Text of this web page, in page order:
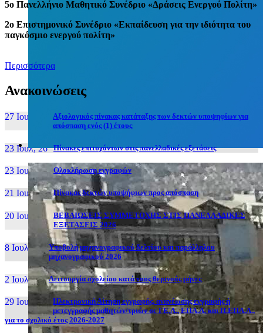
5o Πανελλήνιο Μαθητικό Συνέδριο «Δράσεις Ενεργού Πολίτη»
2ο Επιστημονικό Συνέδριο «Εκπαίδευση για την ιδιότητα του
παγκόσμιο ενεργού πολίτη»
Περισσότερα
Ανακοινώσεις
27 Ιουν, 26
Αξιολογικός πίνακας κατάταξης των δεκτών υποψηφίων για
απόσπαση ενός (1) έτους
23 Ιουλ, 26 Πίνακες επιτυχόντων στις πανελλαδικές εξετάσεις
23 Ιουλ, 26 Ολοκλήρωση εγγραφών
21 Ιουλ, 26 Πίνακας δεκτών υποψήφιων προς απόσπαση
20 Ιουλ, 26
ΒΕΒΑΙΩΣΕΙΣ ΣΥΜΜΕΤΟΧΗΣ ΣΤΙΣ ΠΑΝΕΛΛΑΔΙΚΕΣ
ΕΞΕΤΑΣΕΙΣ 2026
8 Ιουλ, 26
Υποβολή μηχανογραφικού δελτίου και παράλληλου
μηχανογραφικού 2026
2 Ιουλ, 26 Λειτουργία σχολείου κατά τους θερινούς μήνες
29 Ιουν, 26
Ηλεκτρονική Αίτηση εγγραφής, ανανέωσης εγγραφής ή
μετεγγραφής μαθητών/τριών σε ΓΕ.Λ., ΕΠΑ.Λ. και Π.ΕΠΑ.Λ.,
για το σχολικό έτος 2026-2027